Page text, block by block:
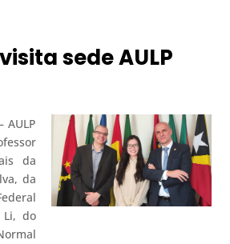
sede AULP
AULP
da
da
Li, do